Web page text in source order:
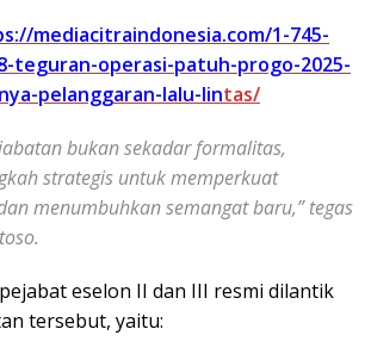
mediacitraindonesia.com/1-745-
teguran-operasi-patuh-progo-2025-
pelanggaran-lalu-lintas/
bukan sekadar formalitas,
strategis untuk memperkuat
menumbuhkan semangat baru,” tegas
eselon II dan III resmi dilantik
tersebut, yaitu: